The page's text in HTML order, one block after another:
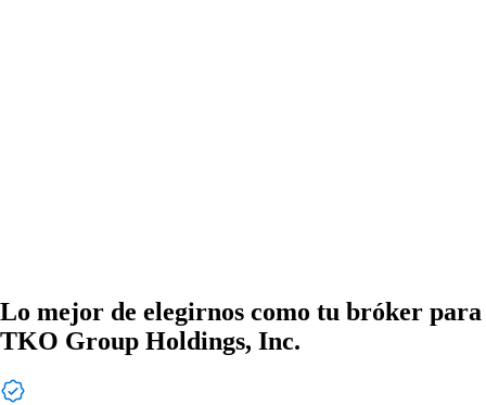
Lo mejor de elegirnos como tu bróker para
TKO Group Holdings, Inc.